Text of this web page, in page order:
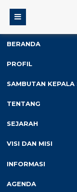
BERANDA
PROFIL
SAMBUTAN KEPALA
TENTANG
SEJARAH
VISI DAN MISI
INFORMASI
AGENDA
Poppy
Status
Jenis Kelamin